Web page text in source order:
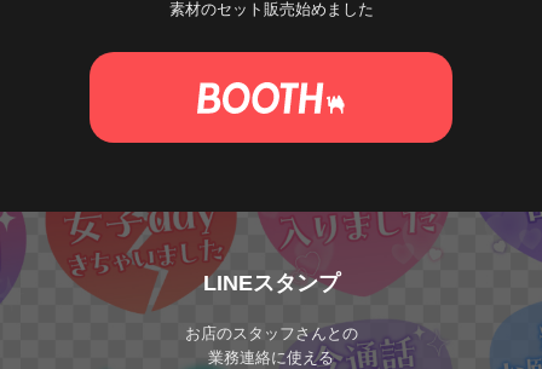
素材のセット販売始めました
LINEスタンプ
お店のスタッフさんとの
業務連絡に使える